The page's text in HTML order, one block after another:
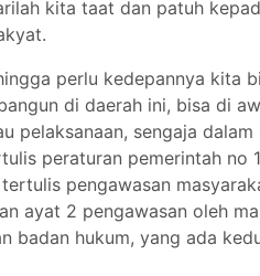
kita taat dan patuh
perlu kedepannya kita
di daerah ini, bisa di
sengaja
peraturan pemerintah no
pengawasan
ayat 2 pengawasan oleh
hukum, yang ada